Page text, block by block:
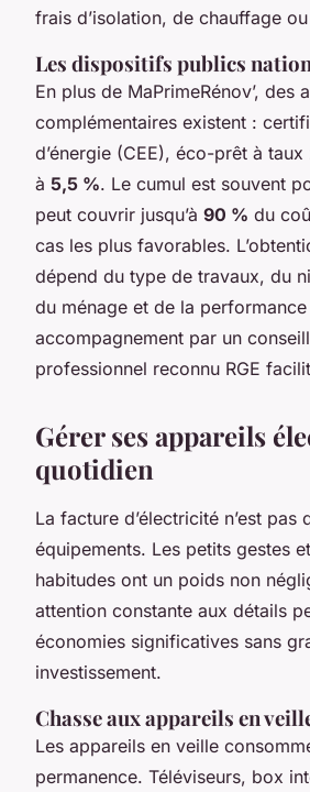
frais d’isolation, de chauffage
Les dispositifs publics
En plus de MaPrimeRénov’, des
complémentaires existent :
d’énergie (CEE), éco-prêt à
à 5,5 %. Le cumul est souvent
peut couvrir jusqu’à 90 % du
cas les plus favorables.
dépend du type de travaux, du
du ménage et de la
accompagnement par un
professionnel reconnu RGE
Gérer ses appareils
quotidien
La facture d’électricité n’est pas
équipements. Les petits gestes
habitudes ont un poids non
attention constante aux détails
économies significatives sans
investissement.
Chasse aux appareils en
Les appareils en veille
permanence. Téléviseurs, box